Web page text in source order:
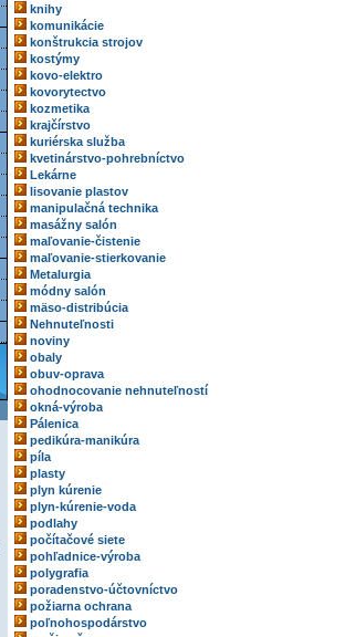
knihy
komunikácie
konštrukcia strojov
kostýmy
kovo-elektro
kovorytectvo
kozmetika
krajčírstvo
kuriérska služba
kvetinárstvo-pohrebníctvo
Lekárne
lisovanie plastov
manipulačná technika
masážny salón
maľovanie-čistenie
maľovanie-stierkovanie
Metalurgia
módny salón
mäso-distribúcia
Nehnuteľnosti
noviny
obaly
obuv-oprava
ohodnocovanie nehnuteľností
okná-výroba
Pálenica
pedikúra-manikúra
píla
plasty
plyn kúrenie
plyn-kúrenie-voda
podlahy
počítačové siete
pohľadnice-výroba
polygrafia
poradenstvo-účtovníctvo
požiarna ochrana
poľnohospodárstvo